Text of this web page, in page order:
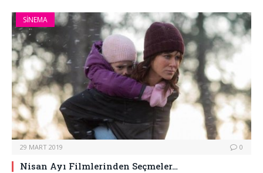
SINEMA
29 MART 2019 0
Nisan Ayı Filmlerinden Seçmeler…